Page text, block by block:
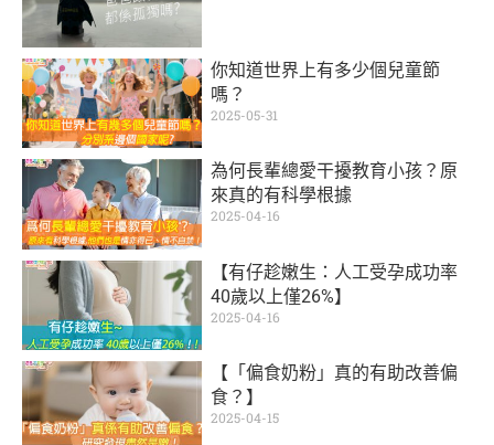
你知道世界上有多少個兒童節
嗎？
2025-05-31
為何長輩總愛干擾教育小孩？原
來真的有科學根據
2025-04-16
【有仔趁嫩生：人工受孕成功率
40歲以上僅26%】
2025-04-16
【「偏食奶粉」真的有助改善偏
食？】
2025-04-15